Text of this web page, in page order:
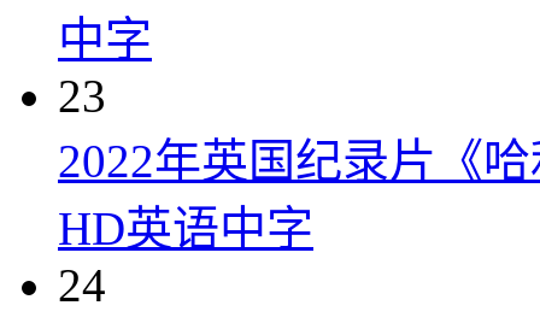
中字
23
2022年英国纪录片《
HD英语中字
24